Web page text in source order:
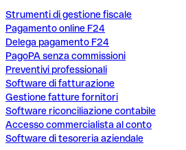
Strumenti di gestione fiscale
Pagamento online F24
Delega pagamento F24
PagoPA senza commissioni
Preventivi professionali
Software di fatturazione
Gestione fatture fornitori
Software riconciliazione contabile
Accesso commercialista al conto
Software di tesoreria aziendale